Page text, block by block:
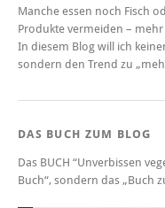
Manche essen noch Fisch
Produkte vermeiden –
In diesem Blog will ich
sondern den Trend zu
DAS BUCH ZUM BLOG
Das BUCH “Unverbissen
Buch“, sondern das „Buch